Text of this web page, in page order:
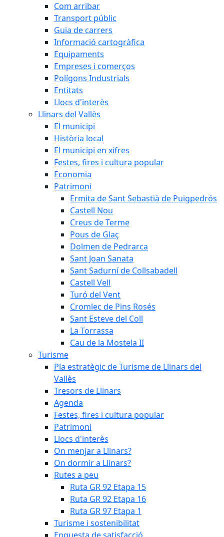
Com arribar
Transport públic
Guia de carrers
Informació cartogràfica
Equipaments
Empreses i comerços
Polígons Industrials
Entitats
Llocs d'interès
Llinars del Vallès
El municipi
Història local
El municipi en xifres
Festes, fires i cultura popular
Economia
Patrimoni
Ermita de Sant Sebastià de Puigpedrós
Castell Nou
Creus de Terme
Pous de Glaç
Dolmen de Pedrarca
Sant Joan Sanata
Sant Sadurní de Collsabadell
Castell Vell
Turó del Vent
Cromlec de Pins Rosés
Sant Esteve del Coll
La Torrassa
Cau de la Mostela II
Turisme
Pla estratègic de Turisme de Llinars del
Vallès
Tresors de Llinars
Agenda
Festes, fires i cultura popular
Patrimoni
Llocs d'interès
On menjar a Llinars?
On dormir a Llinars?
Rutes a peu
Ruta GR 92 Etapa 15
Ruta GR 92 Etapa 16
Ruta GR 97 Etapa 1
Turisme i sostenibilitat